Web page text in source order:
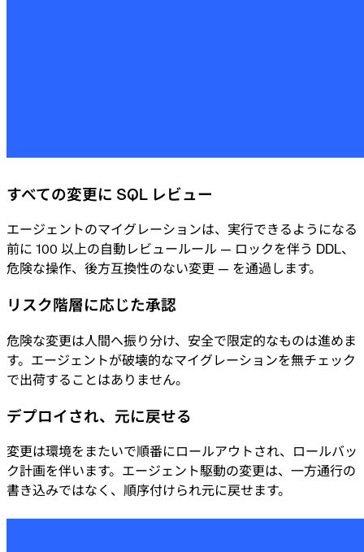
すべての変更に SQL レビュー
エージェントのマイグレーションは、実行できるようになる
前に 100 以上の自動レビュールール — ロックを伴う DDL、
危険な操作、後方互換性のない変更 — を通過します。
リスク階層に応じた承認
危険な変更は人間へ振り分け、安全で限定的なものは進めま
す。エージェントが破壊的なマイグレーションを無チェック
で出荷することはありません。
デプロイされ、元に戻せる
変更は環境をまたいで順番にロールアウトされ、ロールバッ
ク計画を伴います。エージェント駆動の変更は、一方通行の
書き込みではなく、順序付けられ元に戻せます。